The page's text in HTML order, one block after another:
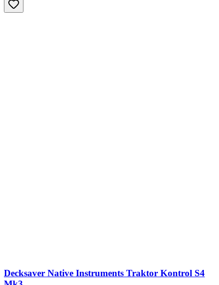
Decksaver Native Instruments Traktor Kontrol S4